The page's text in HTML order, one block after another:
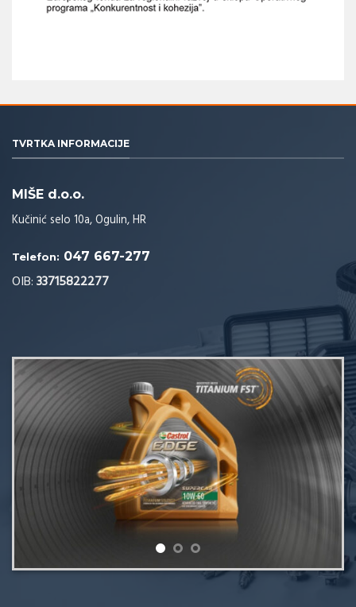
TVRTKA INFORMACIJE
MIŠE d.o.o.
Kučinić selo 10a, Ogulin, HR
Telefon: 047 667-277
OIB:33715822277